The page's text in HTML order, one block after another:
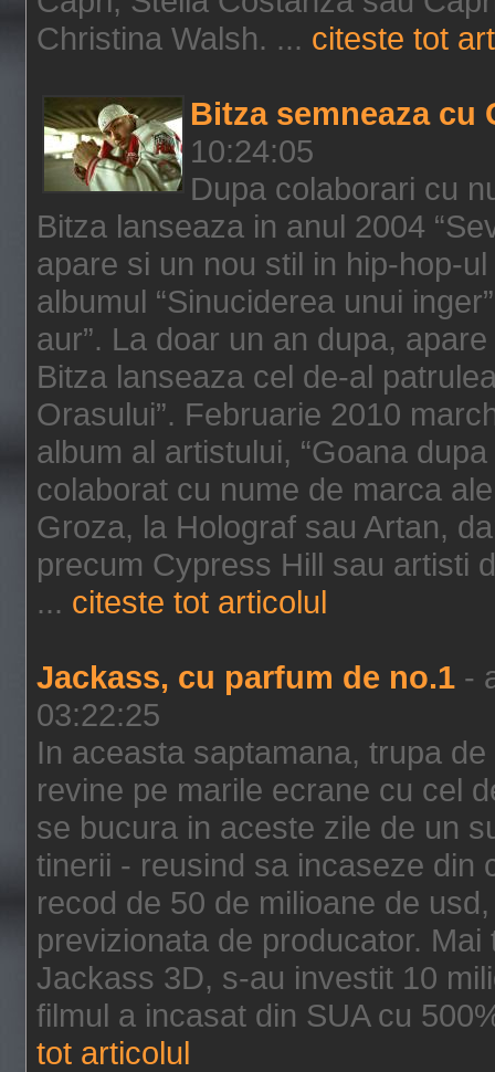
Christina Walsh. ... citeste tot
Bitza semneaza cu
10:24:05
Dupa colaborari cu
Bitza lanseaza in anul 2004
apare si un nou stil in hip-hop-
albumul “Sinuciderea unui
aur”. La doar un an dupa,
Bitza lanseaza cel de-al
Orasului”. Februarie 2010
album al artistului, “Goana
colaborat cu nume de marca
Groza, la Holograf sau Artan,
precum Cypress Hill sau artisti
... citeste tot articolul
Jackass, cu parfum de no.1 -
03:22:25
In aceasta saptamana, trupa
revine pe marile ecrane cu cel
se bucura in aceste zile de un
tinerii - reusind sa incaseze din
recod de 50 de milioane de
previzionata de producator.
Jackass 3D, s-au investit 10
filmul a incasat din SUA cu
tot articolul